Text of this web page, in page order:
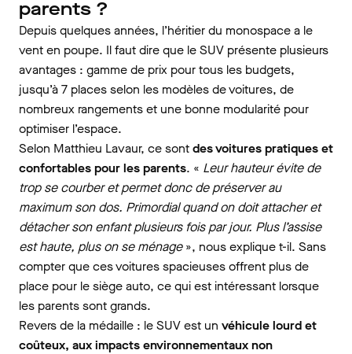
parents ?
Depuis quelques années, l’héritier du monospace a le
vent en poupe. Il faut dire que le SUV présente plusieurs
avantages : gamme de prix pour tous les budgets,
jusqu’à 7 places selon les modèles de voitures, de
nombreux rangements et une bonne modularité pour
optimiser l’espace.
Selon Matthieu Lavaur, ce sontdes voitures pratiques et
confortables pour les parents. « Leur hauteur évite de
trop se courber et permet donc de préserver au
maximum son dos. Primordial quand on doit attacher et
détacher son enfant plusieurs fois par jour. Plus l’assise
est haute, plus on se ménage», nous explique t-il. Sans
compter que ces voitures spacieuses offrent plus de
place pour le siège auto, ce qui est intéressant lorsque
les parents sont grands.
Revers de la médaille : le SUV est un véhicule lourd et
coûteux, aux impacts environnementaux non